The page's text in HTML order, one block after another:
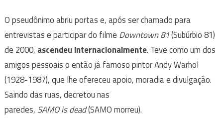
O pseudônimo abriu portas e, após ser chamado para
entrevistas e participar do filme Downtown 81(Subúrbio 81)
de 2000, ascendeu internacionalmente. Teve como um dos
amigos pessoais o então já famoso pintor Andy Warhol
(1928-1987), que lhe ofereceu apoio, moradia e divulgação.
Saindo das ruas, decretou nas
paredes, SAMO is dead(SAMO morreu).